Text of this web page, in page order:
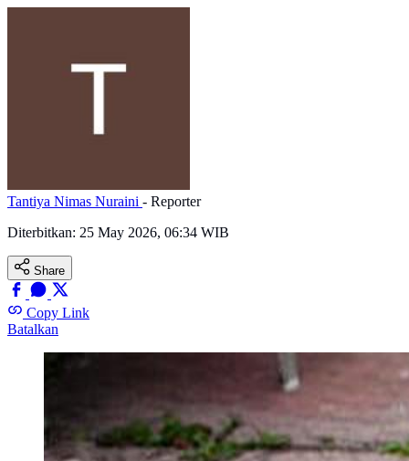
Tantiya Nimas Nuraini - Reporter
Diterbitkan: 25 May 2026, 06:34 WIB
Share
Copy Link
Batalkan